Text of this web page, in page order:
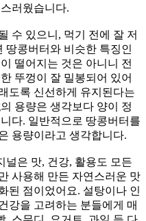
러웠습니다.
수 있으니, 먹기 전에 잘 저
땅콩버터와 비슷한 특징인
떨어지는 것은 아니니 전
뚜껑이 잘 밀봉되어 있어
도록 신선하게 유지된다는
용량은 생각보다 양이 정
다. 일반적으로 땅콩버터를
용량이라고 생각합니다.
널은 맛, 건강, 활용도 모든
사용해 만든 자연스러운 맛
된 점이었어요. 설탕이나 인
강을 고려하는 분들에게 매